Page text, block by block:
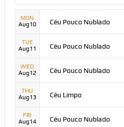
MON
Aug10
Céu Pouco Nublado
TUE
Aug11
Céu Pouco Nublado
WED
Aug12
Céu Pouco Nublado
THU
Aug13
Céu Limpo
FRI
Aug14
Céu Pouco Nublado